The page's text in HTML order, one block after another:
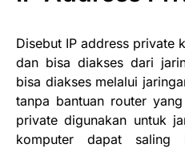
Disebut IP address private
dan bisa diakses dari
bisa diakses melalui
tanpa bantuan router
private digunakan untuk
komputer dapat saling